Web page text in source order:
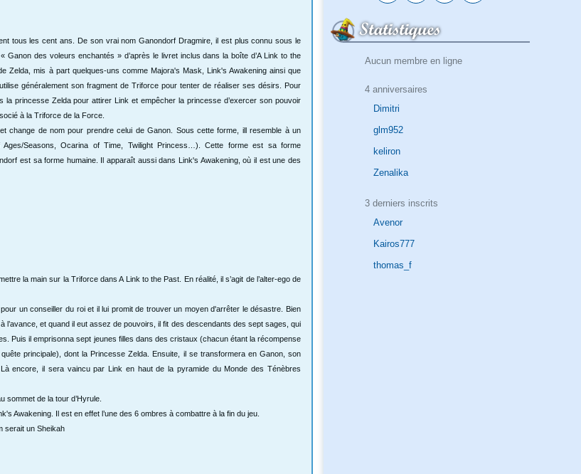
Statistiques
Aucun membre en ligne
4 anniversaires
Dimitri
glm952
keliron
Zenalika
3 derniers inscrits
Avenor
Kairos777
thomas_f
tous les cent ans. De son vrai nom Ganondorf Dragmire, il est plus connu sous le
Ganon des voleurs enchantés » d’après le livret inclus dans la boîte d’A Link to the
Zelda, mis à part quelques-uns comme Majora's Mask, Link's Awakening ainsi que
généralement son fragment de Triforce pour tenter de réaliser ses désirs. Pour
la princesse Zelda pour attirer Link et empêcher la princesse d’exercer son pouvoir
à la Triforce de la Force.
change de nom pour prendre celui de Ganon. Sous cette forme , ill resemble à un
Seasons, Ocarina of Time, Twilight Princess…).Cette forme est sa forme
est sa forme humaine. Il apparaît aussi dans Link's Awakening, où il est une des
la main sur la Triforce dans A Link to the Past. En réalité, il s’agit de l’alter-ego de
pour un conseiller du roi et il lui promit de trouver un moyen d'arrêter le désastre. Bien
l’avance, et quand il eut assez de pouvoirs, il fit des descendants des sept sages, qui
Puis il emprisonna sept jeunes filles dans des cristaux (chacun étant la récompense
principale), dont la Princesse Zelda. Ensuite, il se transformera en Ganon, son
encore, il sera vaincu par Link en haut de la pyramide du Monde des Ténèbres
sommet de la tour d’Hyrule.
Awakening. Il est en effet l’une des 6 ombres à combattre à la fin du jeu.
serait un Sheikah